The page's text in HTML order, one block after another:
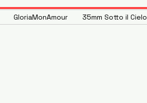
GloriaMonAmour 35mm Sotto il Cielo